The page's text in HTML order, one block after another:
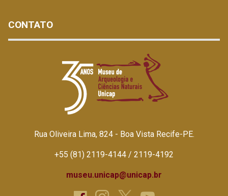
CONTATO
Rua Oliveira Lima, 824 - Boa Vista Recife-PE.
+55 (81) 2119-4144 / 2119-4192
museu.unicap@unicap.br